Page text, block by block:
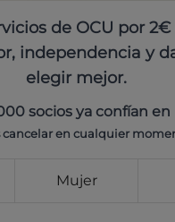
de OCU por
independencia y
elegir mejor.
socios ya confían
cancelar en cualquier
Mujer